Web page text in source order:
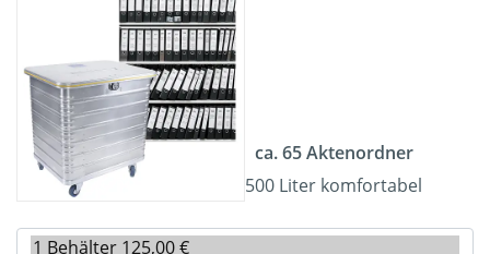
ca. 65 Aktenordner
500 Liter komfortabel